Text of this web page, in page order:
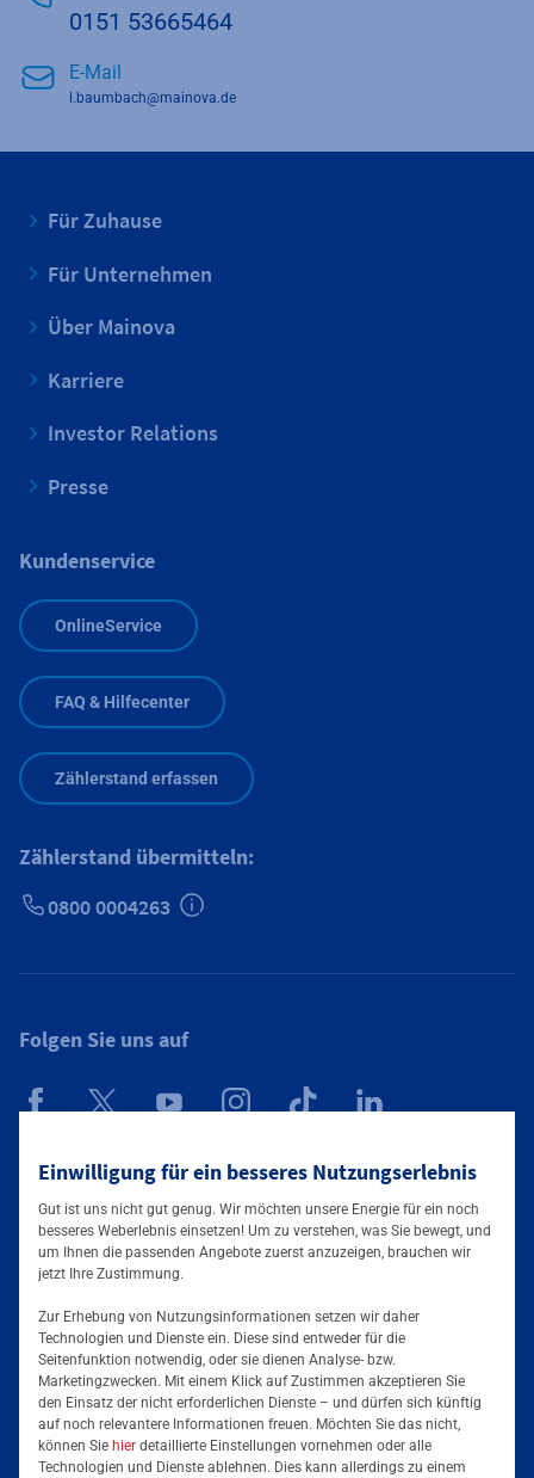
Einwilligung für ein besseres Nutzungserlebnis
Gut ist uns nicht gut genug. Wir möchten unsere Energie für ein noch
besseres Weberlebnis einsetzen! Um zu verstehen, was Sie bewegt, und
um Ihnen die passenden Angebote zuerst anzuzeigen, brauchen wir
jetzt Ihre Zustimmung.
Zur Erhebung von Nutzungsinformationen setzen wir daher
Technologien und Dienste ein. Diese sind entweder für die
Seitenfunktion notwendig, oder sie dienen Analyse- bzw.
Marketingzwecken. Mit einem Klick auf Zustimmen akzeptieren Sie
den Einsatz der nicht erforderlichen Dienste – und dürfen sich künftig
auf noch relevantere Informationen freuen. Möchten Sie das nicht,
können Sie hier detaillierte Einstellungen vornehmen oder alle
Technologien und Dienste ablehnen. Dies kann allerdings zu einem
0151 53665464
E-Mail
l.baumbach@mainova.de
Für Zuhause
Für Unternehmen
Über Mainova
Karriere
Investor Relations
Presse
Kundenservice
OnlineService
FAQ & Hilfecenter
Zählerstand erfassen
Zählerstand übermitteln:
0800 0004263
Folgen Sie uns auf
Mainova App
Tarife & Lösungen
Strom für Unternehmen
Services & Informationen